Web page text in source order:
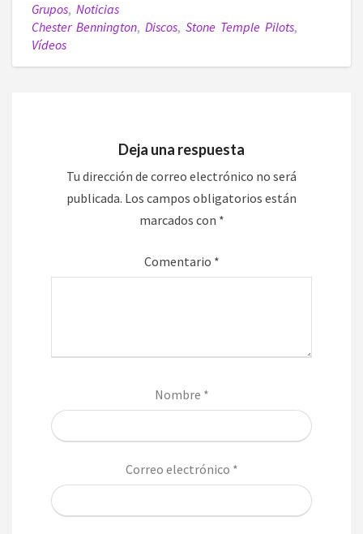
Grupos, Noticias
Chester Bennington, Discos, Stone Temple Pilots,
Vídeos
Deja una respuesta
Tu dirección de correo electrónico no será
publicada. Los campos obligatorios están
marcados con *
Comentario *
Nombre *
Correo electrónico *